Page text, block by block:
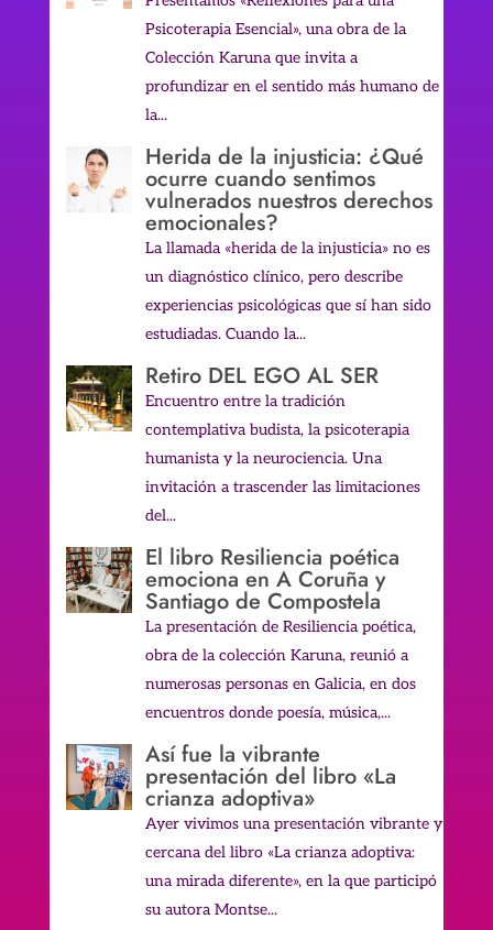
Psicoterapia Esencial», una obra de la
Colección Karuna que invita a
profundizar en el sentido más humano de
la...
Herida de la injusticia: ¿Qué
ocurre cuando sentimos
vulnerados nuestros derechos
emocionales?
La llamada «herida de la injusticia» no es
un diagnóstico clínico, pero describe
experiencias psicológicas que sí han sido
estudiadas. Cuando la...
Retiro DEL EGO AL SER
Encuentro entre la tradición
contemplativa budista, la psicoterapia
humanista y la neurociencia. Una
invitación a trascender las limitaciones
del...
El libro Resiliencia poética
emociona en A Coruña y
Santiago de Compostela
La presentación de Resiliencia poética,
obra de la colección Karuna, reunió a
numerosas personas en Galicia, en dos
encuentros donde poesía, música,...
Así fue la vibrante
presentación del libro «La
crianza adoptiva»
Ayer vivimos una presentación vibrante y
cercana del libro «La crianza adoptiva:
una mirada diferente», en la que participó
su autora Montse...